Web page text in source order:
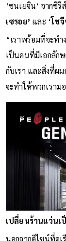
‘ซนเยจิน’ จากซีรีส์
เซรอย’ และ ‘โชจี
“เราพร้อมที่จะท
เป็นคนที่มีเอกลัก
กับเรา และสิ่งที่ผ
จะทำให้พวกเราม
เปลี่ยนร้านแว่นเ
นอกจากดีไซน์ที่ดูเ